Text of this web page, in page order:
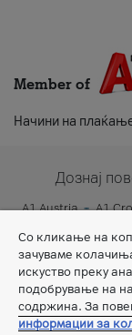
Member of
Начини на
Дознај
A1 Austria A1
Со кликање на
зачуваме
искуство преку
подобрување на
содржина. За
информации за